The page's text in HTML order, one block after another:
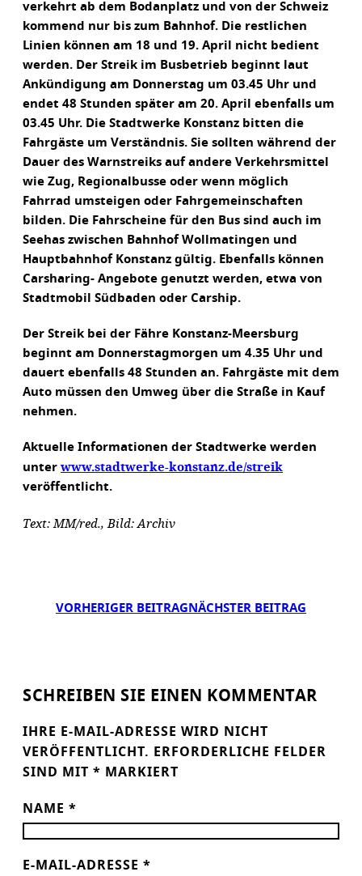
verkehrt ab dem Bodanplatz und von der Schweiz
kommend nur bis zum Bahnhof. Die restlichen
Linien können am 18 und 19. April nicht bedient
werden. Der Streik im Busbetrieb beginnt laut
Ankündigung am Donnerstag um 03.45 Uhr und
endet 48 Stunden später am 20. April ebenfalls um
03.45 Uhr. Die Stadtwerke Konstanz bitten die
Fahrgäste um Verständnis. Sie sollten während der
Dauer des Warnstreiks auf andere Verkehrsmittel
wie Zug, Regionalbusse oder wenn möglich
Fahrrad umsteigen oder Fahrgemeinschaften
bilden. Die Fahrscheine für den Bus sind auch im
Seehas zwischen Bahnhof Wollmatingen und
Hauptbahnhof Konstanz gültig. Ebenfalls können
Carsharing- Angebote genutzt werden, etwa von
Stadtmobil Südbaden oder Carship.
Der Streik bei der Fähre Konstanz-Meersburg
beginnt am Donnerstagmorgen um 4.35 Uhr und
dauert ebenfalls 48 Stunden an. Fahrgäste mit dem
Auto müssen den Umweg über die Straße in Kauf
nehmen.
Aktuelle Informationen der Stadtwerke werden
unter www.stadtwerke-konstanz.de/streik
veröffentlicht.
Text: MM/red., Bild: Archiv
VORHERIGER BEITRAG NÄCHSTER BEITRAG
SCHREIBEN SIE EINEN KOMMENTAR
IHRE E-MAIL-ADRESSE WIRD NICHT
VERÖFFENTLICHT.
ERFORDERLICHE FELDER
SIND MIT * MARKIERT
NAME *
E-MAIL-ADRESSE *